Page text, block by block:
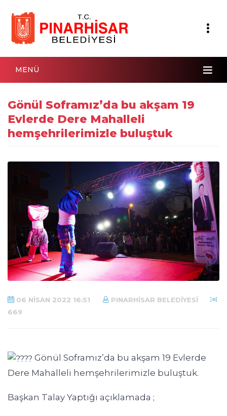
MENÜ
Gönül Soframız’da bu akşam 19
Evlerde Dere Mahalleli
hemşehrilerimizle buluştuk
06 NISAN 2022 16:51
PINARHISAR BELEDIYESI
669
Gönül Soframız’da bu akşam 19 Evlerde
Dere Mahalleli hemşehrilerimizle buluştuk.
Başkan Talay Yaptığı açıklamada ;